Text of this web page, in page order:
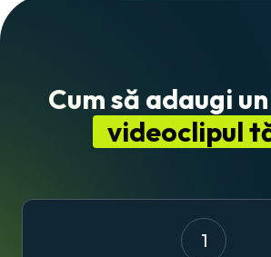
Cum să adaugi
videoclipul
1